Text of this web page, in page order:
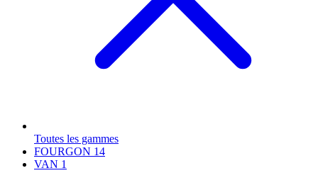
Toutes les gammes
FOURGON 14
VAN 1